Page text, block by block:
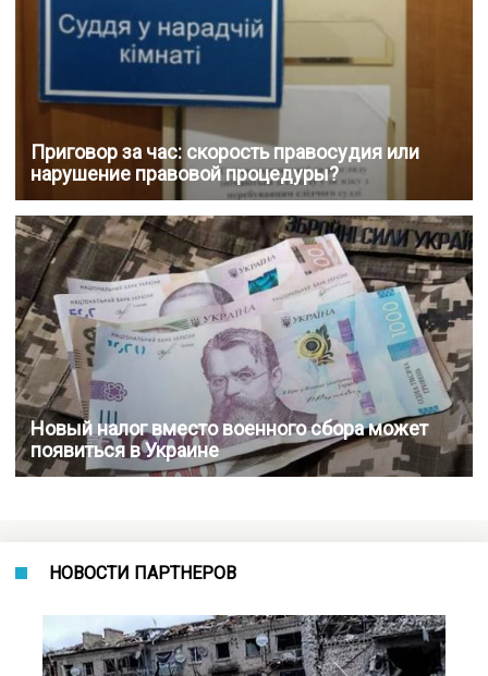
Приговор за час: скорость правосудия или
нарушение правовой процедуры?
Новый налог вместо военного сбора может
появиться в Украине
НОВОСТИ ПАРТНЕРОВ